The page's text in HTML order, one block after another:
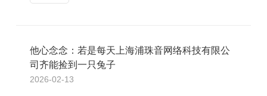
他心念念：若是每天上海浦珠音网络科技有限公
司齐能捡到一只兔子
2026-02-13